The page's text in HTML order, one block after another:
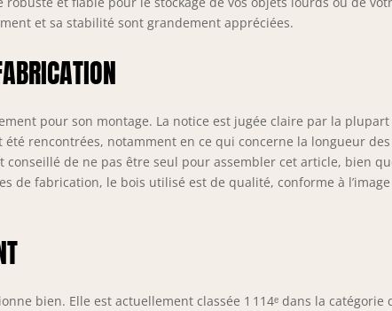
et sa stabilité sont grandement appréciées.
pour son montage. La notice est jugée claire par la plupart
rencontrées, notamment en ce qui concerne la longueur des
conseillé de ne pas être seul pour assembler cet article, bien
de fabrication, le bois utilisé est de qualité, conforme à l’image
bien. Elle est actuellement classée 1 114ᵉ dans la catégorie